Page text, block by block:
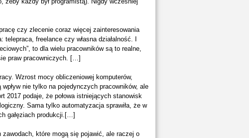
czy zlecenie coraz więcej zainteresowania
freelance czy własna działalność. I
to dla wielu pracowników są to realne,
praw pracowniczych. […]
Wzrost mocy obliczeniowej komputerów,
nie tylko na pojedynczych pracowników, ale
2017 podaje, że połowa istniejących stanowisk
Sama tylko automatyzacja sprawiła, że w
gałęziach produkcji.[…]
które mogą się pojawić, ale raczej o